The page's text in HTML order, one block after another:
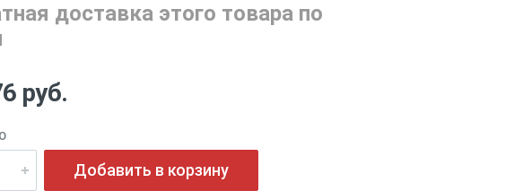
доставка этого товара по
руб.
Добавить в корзину